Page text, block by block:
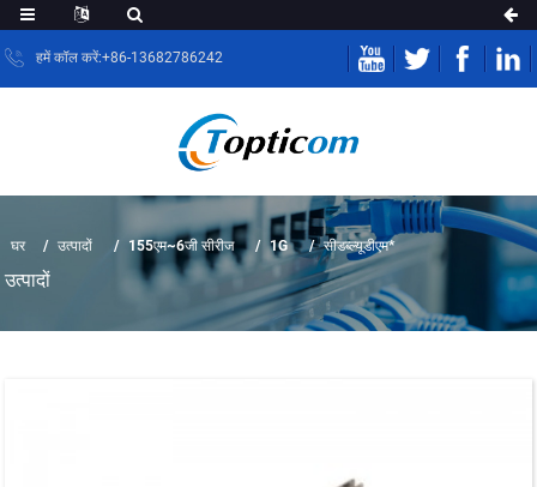
हमें कॉल करें:+86-13682786242
घर उत्पादों 155एम~6जी सीरीज 1G सीडब्ल्यूडीएम*
उत्पादों